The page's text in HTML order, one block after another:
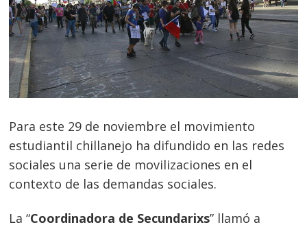
Para este 29 de noviembre el movimiento
estudiantil chillanejo ha difundido en las redes
sociales una serie de movilizaciones en el
contexto de las demandas sociales.
La “Coordinadora de Secundarixs” llamó a